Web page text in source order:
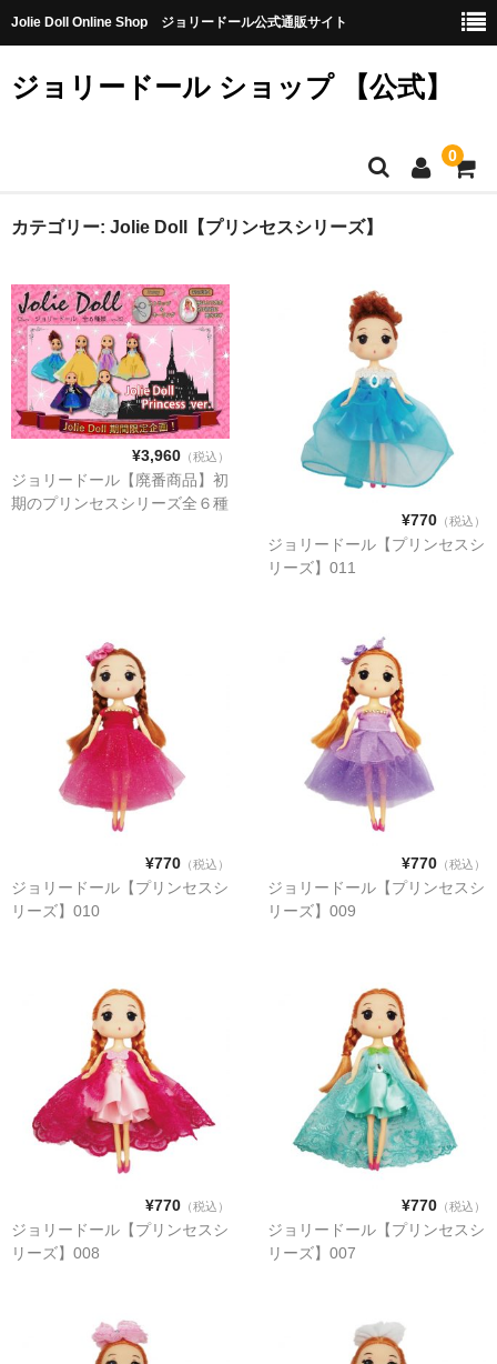
Jolie Doll Online Shop ジョリードール公式通販サイト
ジョリードール ショップ 【公式】
0
HOME
【購入特典】不良品10個（無料）
【第八弾】
【第七弾】
【第五弾】
【第二弾】
【第一弾】
COLOR
PINK
BLUE
PURPLE
GREEN
ORANGE
SALMON PINK
CONTACT
カテゴリー: Jolie Doll【プリンセスシリーズ】
¥3,960（税込）
ジョリードール【廃番商品】初
期のプリンセスシリーズ全６種
¥770（税込）
ジョリードール【プリンセスシ
リーズ】011
¥770（税込）
ジョリードール【プリンセスシ
リーズ】010
¥770（税込）
ジョリードール【プリンセスシ
リーズ】009
¥770（税込）
ジョリードール【プリンセスシ
リーズ】008
¥770（税込）
ジョリードール【プリンセスシ
リーズ】007